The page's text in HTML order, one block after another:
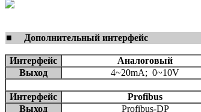
■ Дополнительный интерфейс
Интерфейс Аналоговый
Выход
4~20mA; 0~10V
Интерфейс Profibus
Выход
Profibus-DP